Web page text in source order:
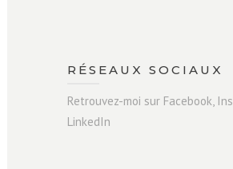
RÉSEAUX SOCIAUX
Retrouvez-moi sur Facebook,
LinkedIn